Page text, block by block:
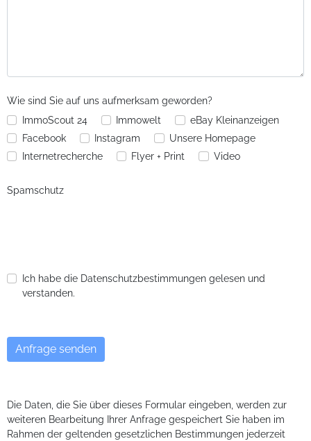
Wie sind Sie auf uns aufmerksam geworden?
ImmoScout 24
Immowelt
eBay Kleinanzeigen
Facebook
Instagram
Unsere Homepage
Internetrecherche
Flyer + Print Video
Spamschutz
Ich habe die Datenschutzbestimmungen gelesen und
verstanden.
Die Daten, die Sie über dieses Formular eingeben, werden zur
weiteren Bearbeitung Ihrer Anfrage gespeichert Sie haben im
Rahmen der geltenden gesetzlichen Bestimmungen jederzeit